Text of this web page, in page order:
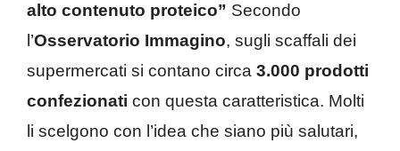
alto contenuto proteico” Secondo
l’Osservatorio Immagino, sugli scaffali dei
supermercati si contano circa 3.000 prodotti
confezionati con questa caratteristica. Molti
li scelgono con l’idea che siano più salutari,